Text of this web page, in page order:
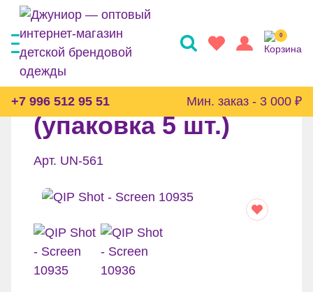
0
+7 996 512 95 51 Мин. заказ - 3 000 ₽
Трусы Reserved
(упаковка 5 шт.)
Арт. UN-561